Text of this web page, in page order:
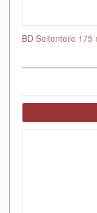
BD Seitenteile